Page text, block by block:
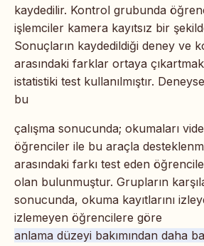
kaydedilir. Kontrol grubunda
işlemciler kamera kayıtsız bir
Sonuçların kaydedildiği deney ve
arasındaki farklar ortaya
istatistiki test kullanılmıştır.
bu
çalışma sonucunda; okumaları
öğrenciler ile bu araçla
arasındaki farkı test eden
olan bulunmuştur. Grupların
sonucunda, okuma kayıtlarını
izlemeyen öğrencilere göre
anlama düzeyi bakımından daha